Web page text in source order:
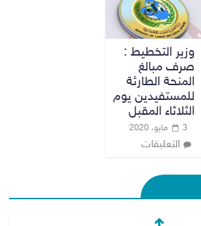
وزير التخطيط :
صرف مبالغ
المنحة الطارئة
للمستفيدين يوم
الثلاثاء المقبل
3 مايو، 2020
التعليقات